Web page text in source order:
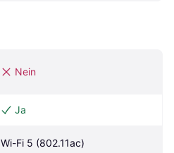
Nein
Ja
Wi-Fi 5 (802.11ac)